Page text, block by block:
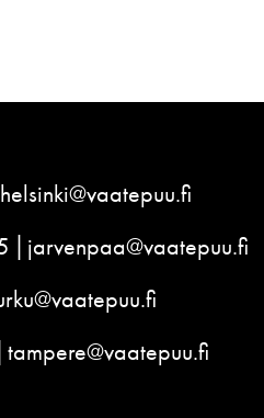
helsinki@vaatepuu.fi
jarvenpaa@vaatepuu.fi
tampere@vaatepuu.fi